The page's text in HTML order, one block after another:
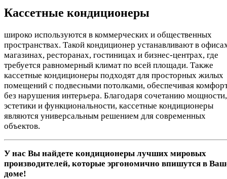
Кассетные кондиционеры
широко используются в коммерческих и общественных
пространствах. Такой кондиционер устанавливают в
магазинах, ресторанах, гостиницах и бизнес-центрах, где
требуется равномерный климат по всей площади. Также
кассетные кондиционеры подходят для просторных жилых
помещений с подвесными потолками, обеспечивая
без нарушения интерьера. Благодаря сочетанию мощности,
эстетики и функциональности, кассетные кондиционеры
являются универсальным решением для современных
объектов.
У нас Вы найдете кондиционеры лучших мировых
производителей, которые эргономично впишутся в
доме!